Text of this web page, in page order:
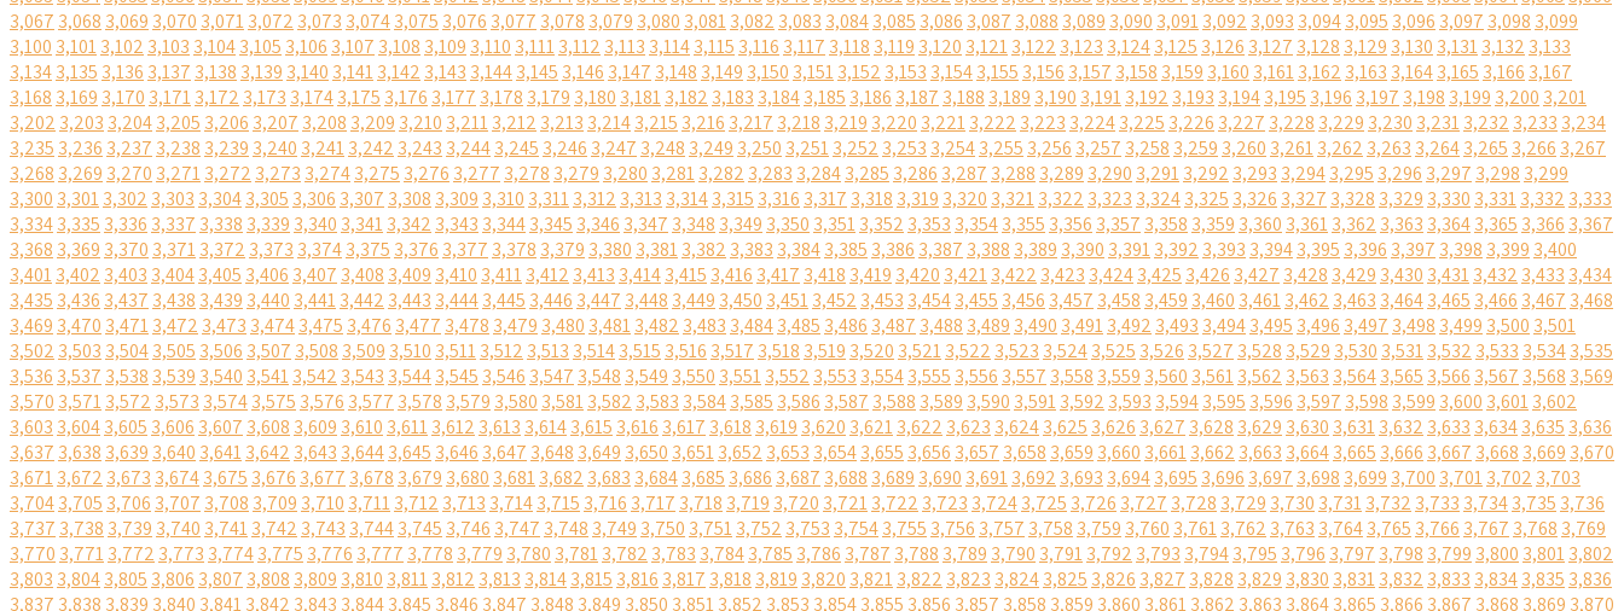
3,067 3,068 3,069 3,070 3,0713,072 3,073 3,0743,075 3,076 3,077 3,078 3,079 3,080 3,0813,082 3,083 3,0843,085 3,086 3,087 3,088 3,089 3,090 3,0913,092 3,093 3,0943,095 3,096 3,097 3,098 3,099
3,100 3,1013,102 3,103 3,1043,105 3,106 3,107 3,108 3,109 3,110 3,1113,112 3,113 3,1143,115 3,116 3,117 3,118 3,119 3,120 3,1213,122 3,123 3,1243,125 3,126 3,127 3,128 3,129 3,130 3,1313,132 3,133
3,1343,135 3,136 3,137 3,138 3,139 3,140 3,1413,142 3,143 3,1443,145 3,146 3,147 3,148 3,149 3,150 3,1513,152 3,153 3,1543,155 3,156 3,157 3,158 3,159 3,160 3,1613,162 3,163 3,1643,165 3,166 3,167
3,168 3,169 3,170 3,1713,172 3,173 3,1743,175 3,176 3,177 3,178 3,179 3,180 3,1813,182 3,183 3,1843,185 3,186 3,187 3,188 3,189 3,190 3,1913,192 3,193 3,1943,195 3,196 3,197 3,198 3,199 3,200 3,201
3,202 3,203 3,2043,205 3,206 3,207 3,208 3,209 3,210 3,2113,212 3,213 3,2143,215 3,216 3,217 3,218 3,219 3,220 3,2213,222 3,223 3,2243,225 3,226 3,227 3,228 3,229 3,230 3,2313,232 3,233 3,234
3,235 3,236 3,237 3,238 3,239 3,240 3,2413,242 3,243 3,2443,245 3,246 3,247 3,248 3,249 3,250 3,2513,252 3,253 3,2543,255 3,256 3,257 3,258 3,259 3,260 3,2613,262 3,263 3,2643,265 3,266 3,267
3,268 3,269 3,270 3,2713,272 3,273 3,2743,275 3,276 3,277 3,278 3,279 3,280 3,2813,282 3,283 3,2843,285 3,286 3,287 3,288 3,289 3,290 3,2913,292 3,293 3,2943,295 3,296 3,297 3,298 3,299
3,300 3,3013,302 3,303 3,3043,305 3,306 3,307 3,308 3,309 3,310 3,3113,312 3,313 3,3143,315 3,316 3,317 3,318 3,319 3,320 3,3213,322 3,323 3,3243,325 3,326 3,327 3,328 3,329 3,330 3,3313,332 3,333
3,3343,335 3,336 3,337 3,338 3,339 3,340 3,3413,342 3,343 3,3443,345 3,346 3,347 3,348 3,349 3,350 3,3513,352 3,353 3,3543,355 3,356 3,357 3,358 3,359 3,360 3,3613,362 3,363 3,3643,365 3,366 3,367
3,368 3,369 3,370 3,3713,372 3,373 3,3743,375 3,376 3,377 3,378 3,379 3,380 3,3813,382 3,383 3,3843,385 3,386 3,387 3,388 3,389 3,390 3,3913,392 3,393 3,3943,395 3,396 3,397 3,398 3,399 3,400
3,4013,402 3,403 3,4043,405 3,406 3,407 3,408 3,409 3,410 3,4113,412 3,413 3,4143,415 3,416 3,417 3,418 3,419 3,420 3,4213,422 3,423 3,4243,425 3,426 3,427 3,428 3,429 3,430 3,4313,432 3,433 3,434
3,435 3,436 3,437 3,438 3,439 3,440 3,4413,442 3,443 3,4443,445 3,446 3,447 3,448 3,449 3,450 3,4513,452 3,453 3,4543,455 3,456 3,457 3,458 3,459 3,460 3,4613,462 3,463 3,4643,465 3,466 3,467 3,468
3,469 3,470 3,4713,472 3,473 3,4743,475 3,476 3,477 3,478 3,479 3,480 3,4813,482 3,483 3,4843,485 3,486 3,487 3,488 3,489 3,490 3,4913,492 3,493 3,4943,495 3,496 3,497 3,498 3,499 3,500 3,501
3,502 3,503 3,5043,505 3,506 3,507 3,508 3,509 3,510 3,5113,512 3,513 3,5143,515 3,516 3,517 3,518 3,519 3,520 3,5213,522 3,523 3,5243,525 3,526 3,527 3,528 3,529 3,530 3,5313,532 3,533 3,5343,535
3,536 3,537 3,538 3,539 3,540 3,5413,542 3,543 3,5443,545 3,546 3,547 3,548 3,549 3,550 3,5513,552 3,553 3,5543,555 3,556 3,557 3,558 3,559 3,560 3,5613,562 3,563 3,5643,565 3,566 3,567 3,568 3,569
3,570 3,5713,572 3,573 3,5743,575 3,576 3,577 3,578 3,579 3,580 3,5813,582 3,583 3,5843,585 3,586 3,587 3,588 3,589 3,590 3,5913,592 3,593 3,5943,595 3,596 3,597 3,598 3,599 3,600 3,6013,602
3,603 3,6043,605 3,606 3,607 3,608 3,609 3,610 3,6113,612 3,613 3,6143,615 3,616 3,617 3,618 3,619 3,620 3,6213,622 3,623 3,6243,625 3,626 3,627 3,628 3,629 3,630 3,6313,632 3,633 3,6343,635 3,636
3,637 3,638 3,639 3,640 3,6413,642 3,643 3,6443,645 3,646 3,647 3,648 3,649 3,650 3,6513,652 3,653 3,6543,655 3,656 3,657 3,658 3,659 3,660 3,6613,662 3,663 3,6643,665 3,666 3,667 3,668 3,669 3,670
3,6713,672 3,673 3,6743,675 3,676 3,677 3,678 3,679 3,680 3,6813,682 3,683 3,6843,685 3,686 3,687 3,688 3,689 3,690 3,6913,692 3,693 3,6943,695 3,696 3,697 3,698 3,699 3,700 3,7013,702 3,703
3,7043,705 3,706 3,707 3,708 3,709 3,710 3,7113,712 3,713 3,7143,715 3,716 3,717 3,718 3,719 3,720 3,7213,722 3,723 3,7243,725 3,726 3,727 3,728 3,729 3,730 3,7313,732 3,733 3,7343,735 3,736
3,737 3,738 3,739 3,740 3,7413,742 3,743 3,7443,745 3,746 3,747 3,748 3,749 3,750 3,7513,752 3,753 3,7543,755 3,756 3,757 3,758 3,759 3,760 3,7613,762 3,763 3,7643,765 3,766 3,767 3,768 3,769
3,770 3,7713,772 3,773 3,7743,775 3,776 3,777 3,778 3,779 3,780 3,7813,782 3,783 3,7843,785 3,786 3,787 3,788 3,789 3,790 3,7913,792 3,793 3,7943,795 3,796 3,797 3,798 3,799 3,800 3,8013,802
3,803 3,8043,805 3,806 3,807 3,808 3,809 3,810 3,8113,812 3,813 3,8143,815 3,816 3,817 3,818 3,819 3,820 3,8213,822 3,823 3,8243,825 3,826 3,827 3,828 3,829 3,830 3,8313,832 3,833 3,8343,835 3,836
3,837 3,838 3,839 3,840 3,8413,842 3,843 3,8443,845 3,846 3,847 3,848 3,849 3,850 3,8513,852 3,853 3,8543,855 3,856 3,857 3,858 3,859 3,860 3,8613,862 3,863 3,8643,865 3,866 3,867 3,868 3,869 3,870